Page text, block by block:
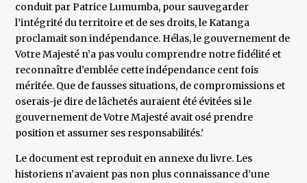
conduit par Patrice Lumumba, pour sauvegarder
l’intégrité du territoire et de ses droits, le Katanga
proclamait son indépendance. Hélas, le gouvernement de
Votre Majesté n’a pas voulu comprendre notre fidélité et
reconnaître d’emblée cette indépendance cent fois
méritée. Que de fausses situations, de compromissions et
oserais-je dire de lâchetés auraient été évitées si le
gouvernement de Votre Majesté avait osé prendre
position et assumer ses responsabilités.’
Le document est reproduit en annexe du livre. Les
historiens n’avaient pas non plus connaissance d’une